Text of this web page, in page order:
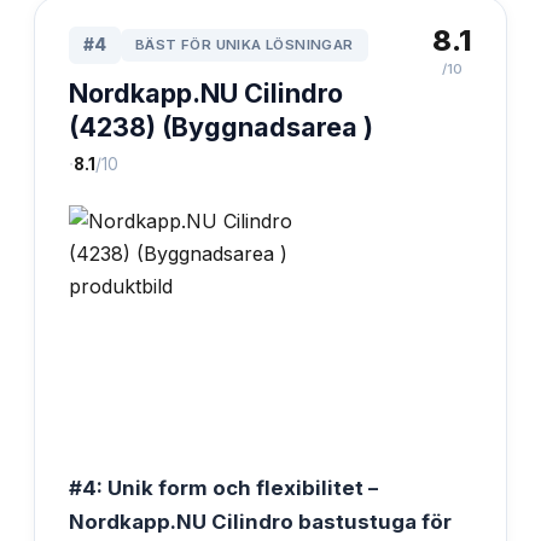
#4 BÄST FÖR UNIKA LÖSNINGAR
Nordkapp.NU Cilindro
(4238) (Byggnadsarea )
·8.1 /10
8.1
/10
#4: Unik form och flexibilitet –
Nordkapp.NU Cilindro bastustuga för